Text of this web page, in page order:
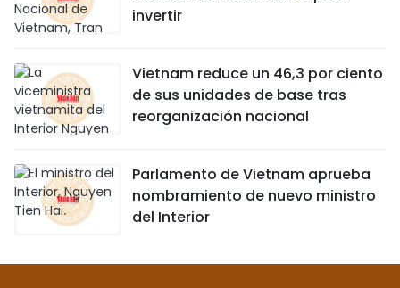
invertir
Vietnam reduce un 46,3 por ciento
de sus unidades de base tras
reorganización nacional
Parlamento de Vietnam aprueba
nombramiento de nuevo ministro
del Interior